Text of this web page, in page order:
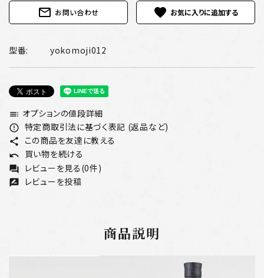
mail_outline お問い合わせ favorite
型番: yokomoji012
toc オプションの値段詳細
error_outline 特定商取引法に基づく表記 (返品など)
share この商品を友達に教える
undo 買い物を続ける
forum レビューを見る(0件)
rate_review レビューを投稿
商品説明